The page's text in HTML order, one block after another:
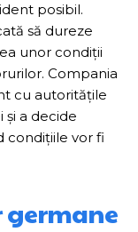
posibil.
să dureze
unor condiții
Compania
cu autoritățile
a decide
condițiile vor fi